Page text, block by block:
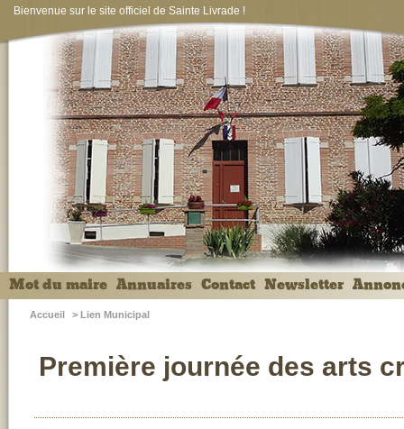
Bienvenue sur le site officiel de Sainte Livrade !
Mot du maire Annuaires Contact Newsletter
Accueil > Lien Municipal
Première journée des arts